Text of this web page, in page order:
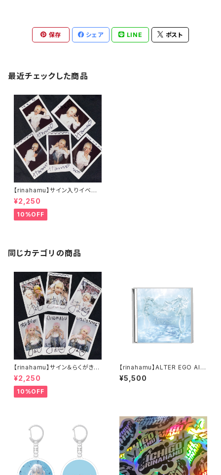
保存 シェア LINE ポスト
最近チェックした商品
【rinahamu】サイン入りイベン
トランダムチェキ - 6/7 MOO
NRAKER -
¥2,250
10%OFF
同じカテゴリの商品
【rinahamu】サイン＆らくがき入
りMVオフショットランダムチェ
キ - Ki Ni Naru & CHO.MA.
KU -
¥2,250
10%OFF
【rinahamu】ALTER EGO Alb
um
¥5,500